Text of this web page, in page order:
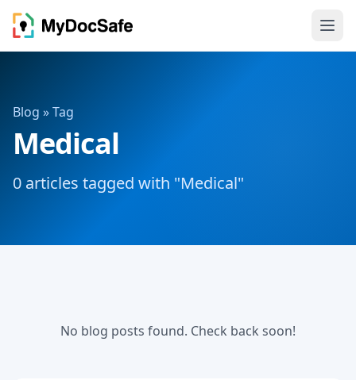
Blog » Tag
Medical
0 articles tagged with "Medical"
No blog posts found. Check back soon!